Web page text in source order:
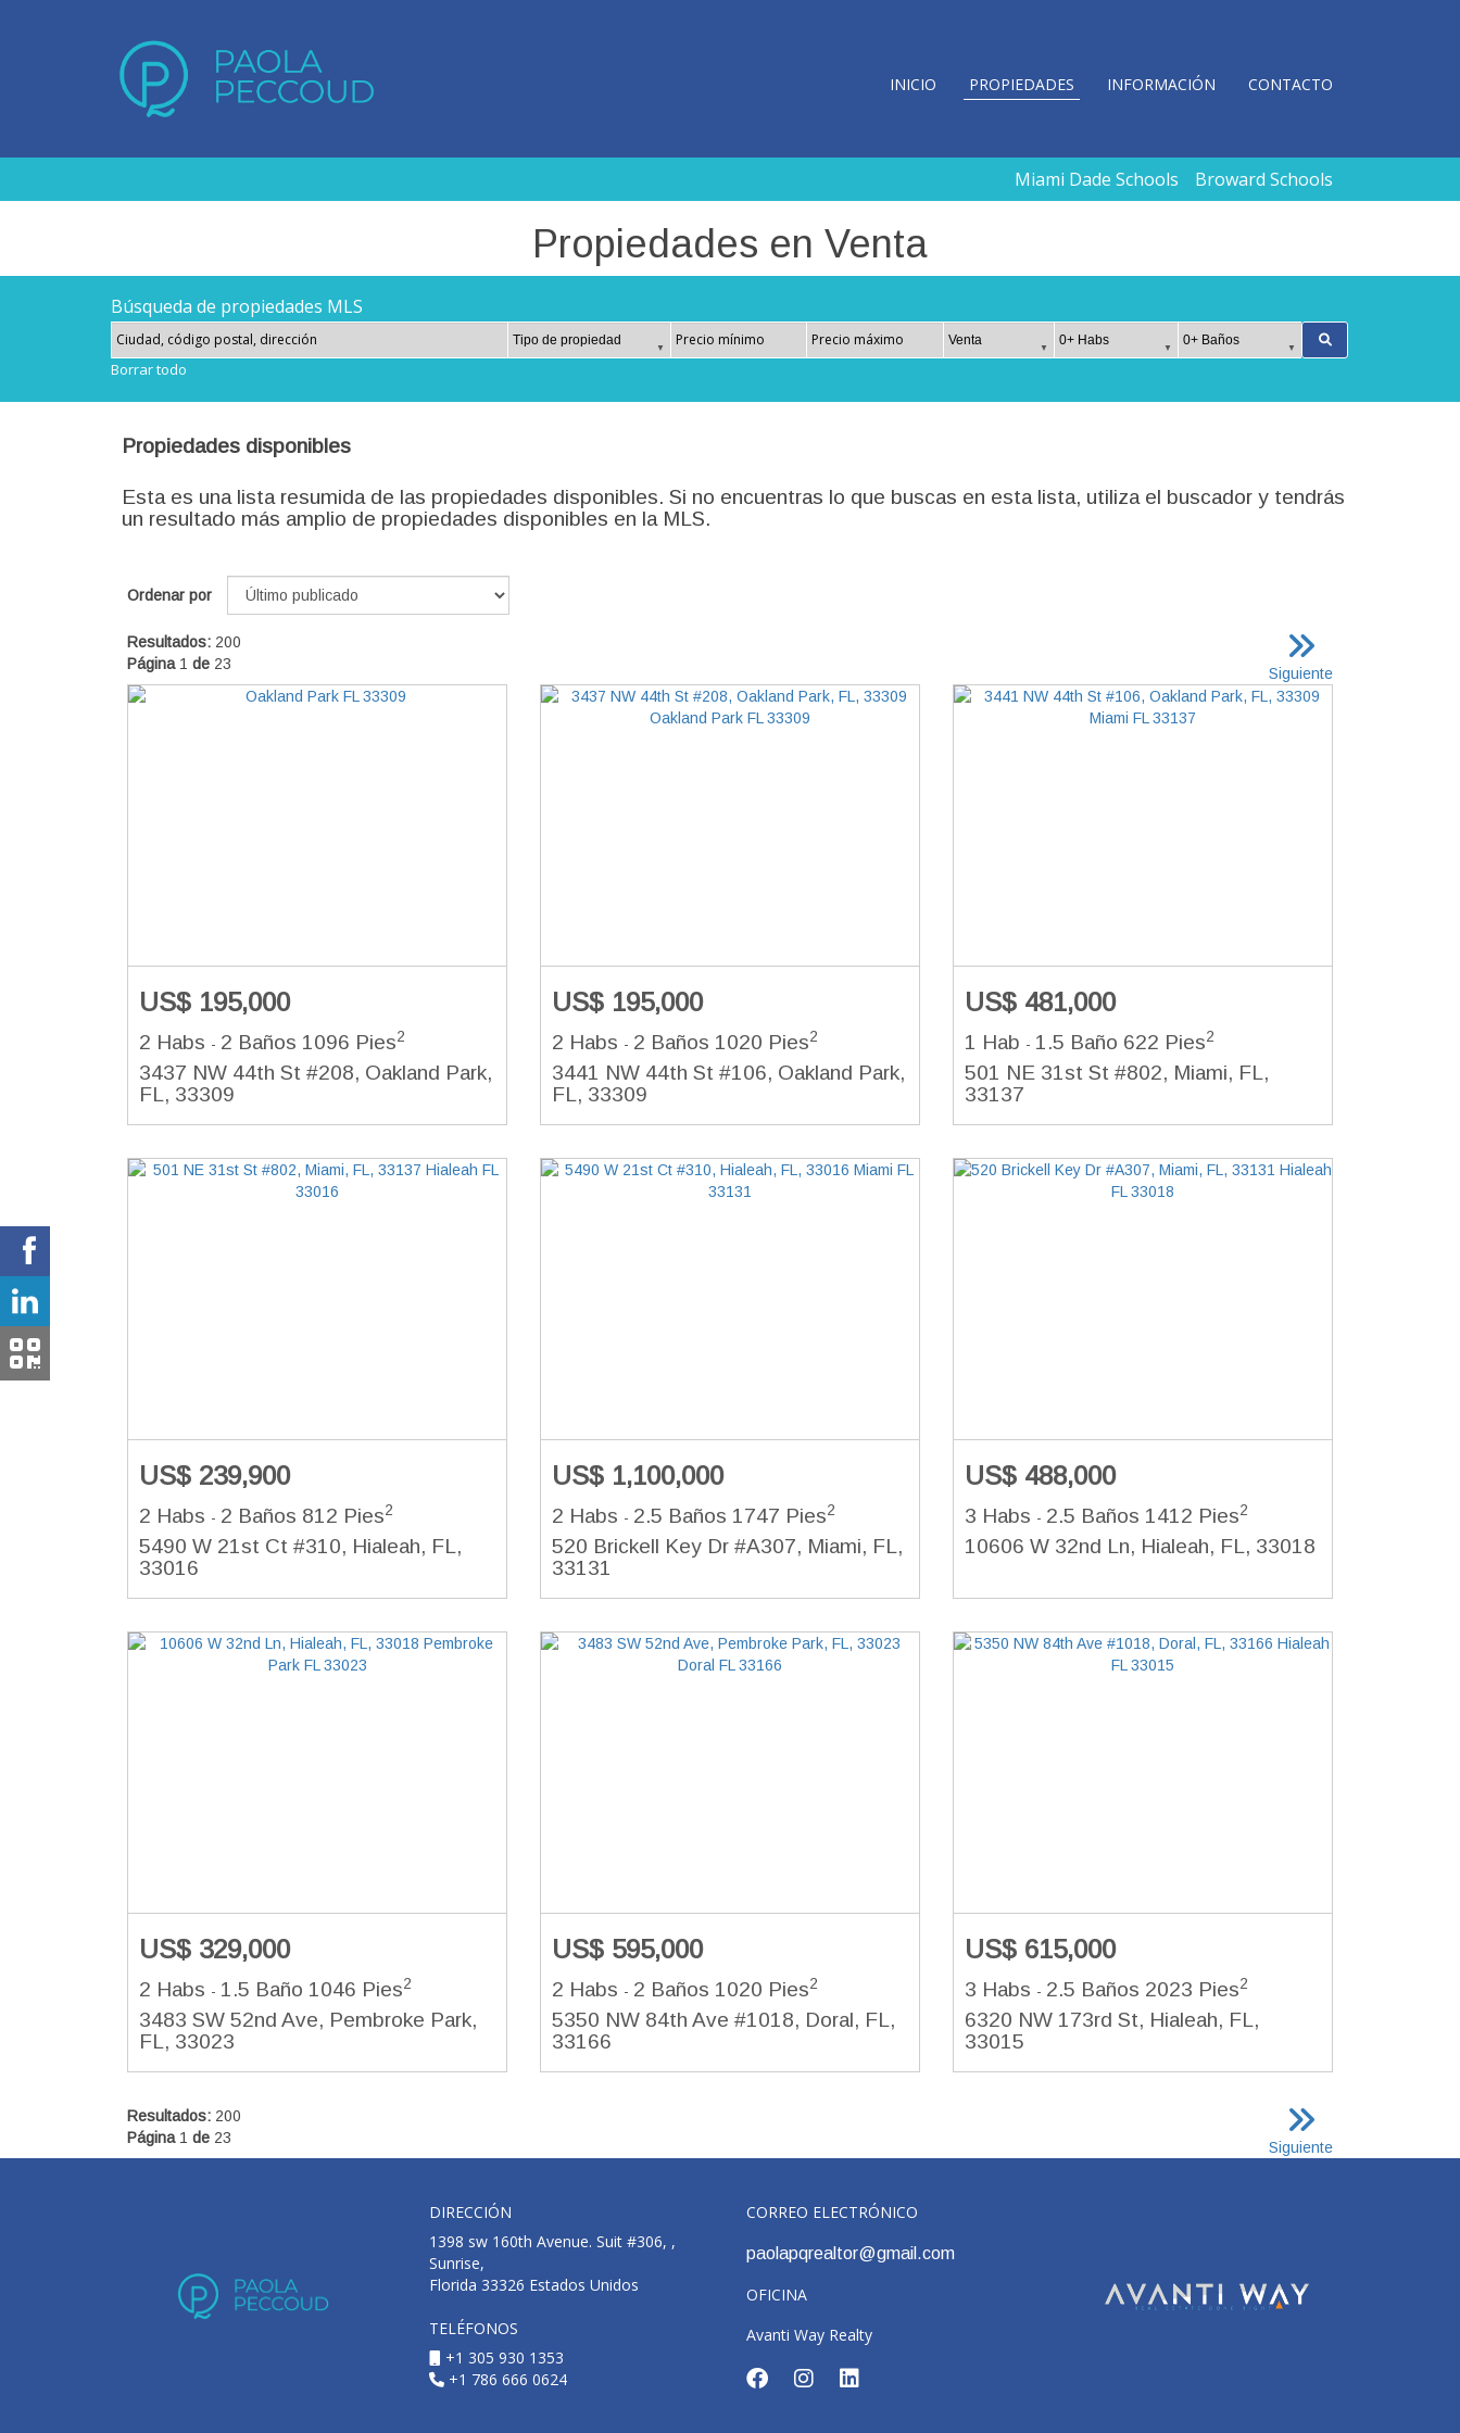
INICIO PROPIEDADES INFORMACIÓN CONTACTO
Miami Dade Schools Broward Schools
Propiedades en Venta
Búsqueda de propiedades MLS
Tipo de propiedad Precio mínimo Precio máximo Habs Baños Buscar
Borrar todo
Propiedades disponibles
Esta es una lista resumida de las propiedades disponibles. Si no encuentras lo que buscas en esta lista, utiliza el buscador y tendrás
un resultado más amplio de propiedades disponibles en la MLS.
Ordenar por
Siguiente
Resultados: 200
Página1 de 23
US$ 195,000
2 Habs - 2 Baños 1096 Pies2
3437 NW 44th St #208, Oakland Park,
FL, 33309
US$ 195,000
2 Habs - 2 Baños 1020 Pies2
3441 NW 44th St #106, Oakland Park,
FL, 33309
US$ 481,000
1 Hab - 1.5 Baño 622 Pies2
501 NE 31st St #802, Miami, FL,
33137
US$ 239,900
2 Habs - 2 Baños 812 Pies2
5490 W 21st Ct #310, Hialeah, FL,
33016
US$ 1,100,000
2 Habs - 2.5 Baños 1747 Pies2
520 Brickell Key Dr #A307, Miami, FL,
33131
US$ 488,000
3 Habs - 2.5 Baños 1412 Pies2
10606 W 32nd Ln, Hialeah, FL, 33018
US$ 329,000
2 Habs - 1.5 Baño 1046 Pies2
3483 SW 52nd Ave, Pembroke Park,
FL, 33023
US$ 595,000
2 Habs - 2 Baños 1020 Pies2
5350 NW 84th Ave #1018, Doral, FL,
33166
US$ 615,000
3 Habs - 2.5 Baños 2023 Pies2
6320 NW 173rd St, Hialeah, FL,
33015
Siguiente
Resultados: 200
Página1 de 23
DIRECCIÓN
1398 sw 160th Avenue. Suit #306, ,
Sunrise,
Florida 33326 Estados Unidos
TELÉFONOS
+1 305 930 1353
+1 786 666 0624
CORREO ELECTRÓNICO
paolapqrealtor@gmail.com
OFICINA
Avanti Way Realty